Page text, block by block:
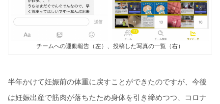
チームへの運動報告（左）、投稿した写真の一覧（右）
半年かけて妊娠前の体重に戻すことができたのですが、今後
は妊娠出産で筋肉が落ちたため身体を引き締めつつ、コロナ